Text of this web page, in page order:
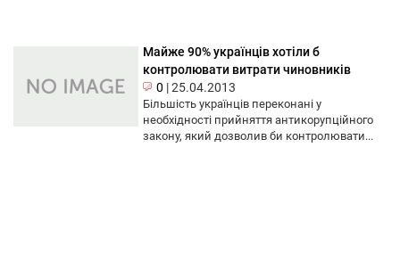
Майже 90% українців хотіли б
контролювати витрати чиновників
0 |25.04.2013
Більшість українців переконані у
необхідності прийняття антикорупційного
закону, який дозволив би контролювати...